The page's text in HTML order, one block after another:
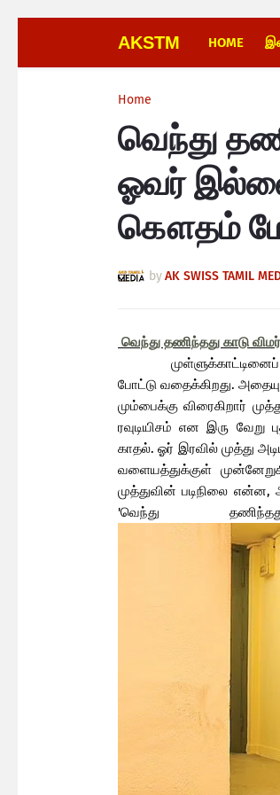
AKSTM HOME
Home
வெந்து
ஓவர்
கௌதம்
byAK SWISS TAMIL
வெந்து தணிந்தது காடு
முள்ளுக்காட்டினைப்
போட்டு வதைக்கிறது.
மும்பைக்கு விரைகிறார்
ரவுடியிசம் என இரு
காதல். ஓர் இரவில் முத்து
வளையத்துக்குள்
முத்துவின் படிநிலை என்ன,
'வெந்து